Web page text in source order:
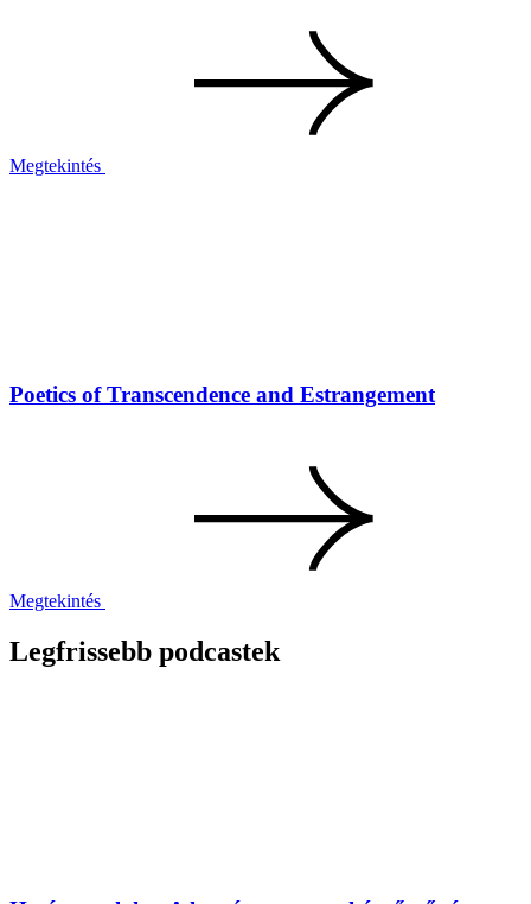
Megtekintés
Poetics of Transcendence and Estrangement
Megtekintés
Legfrissebb podcastek